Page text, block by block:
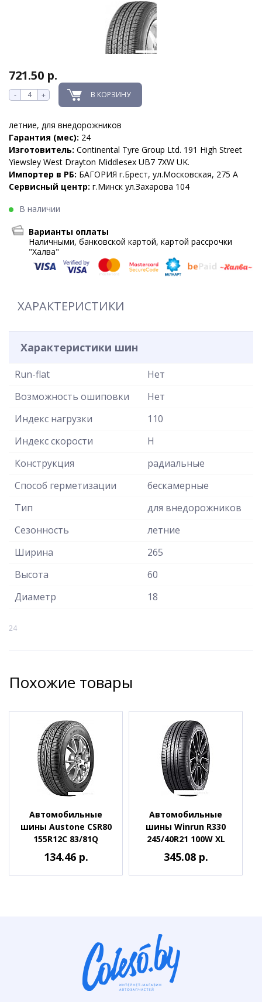
721.50 р.
- + В КОРЗИНУ
летние, для внедорожников
Гарантия (мес): 24
Изготовитель: Continental Tyre Group Ltd. 191 High Street
Yiewsley West Drayton Middlesex UB7 7XW UK.
Импортер в РБ: БАГОРИЯ г.Брест, ул.Московская, 275 А
Сервисный центр: г.Минск ул.Захарова 104
В наличии
Варианты оплаты
Наличными, банковской картой, картой рассрочки
"Халва"
ХАРАКТЕРИСТИКИ
Характеристики шин
Run-flat
Нет
Возможность ошиповки
Нет
Индекс нагрузки
110
Индекс скорости
H
Конструкция
радиальные
Способ герметизации
бескамерные
Тип
для внедорожников
Сезонность
летние
Ширина
265
Высота
60
Диаметр
18
24
Похожие товары
Автомобильные
шины Austone CSR80
155R12C 83/81Q
134.46 р.
Автомобильные
шины Winrun R330
245/40R21 100W XL
345.08 р.